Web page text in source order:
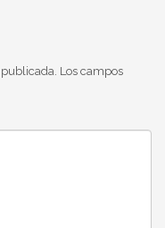
Los campos